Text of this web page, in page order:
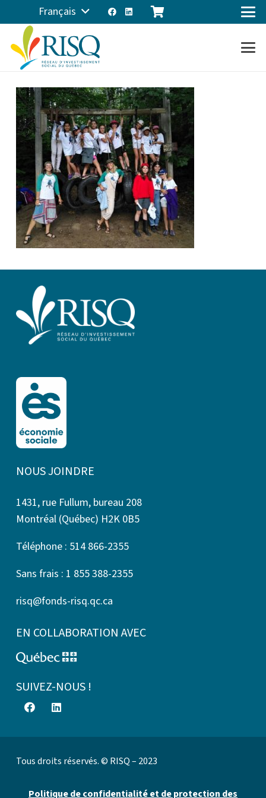
Français
NOUS JOINDRE
1431, rue Fullum, bureau 208
Montréal (Québec) H2K 0B5
Téléphone : 514 866-2355
Sans frais : 1 855 388-2355
risq@fonds-risq.qc.ca
EN COLLABORATION AVEC
SUIVEZ-NOUS !
Tous droits réservés. © RISQ – 2023
Politique de confidentialité et de protection des